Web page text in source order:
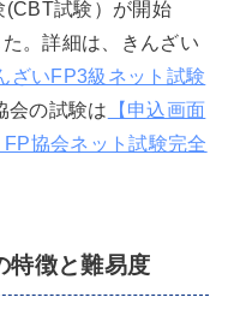
(CBT試験）が開始
。詳細は、きんざい
ざいFP3級ネット試験
会の試験は
【申込画面
協会ネット試験完全
特徴と難易度